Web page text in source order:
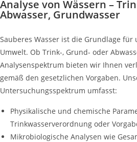
Analyse von Wässern –
Abwasser, Grundwasser
Sauberes Wasser ist die Grundlage
Umwelt. Ob Trink-, Grund- oder
Analysenspektrum bieten wir Ihnen
gemäß den gesetzlichen Vorgaben.
Untersuchungsspektrum umfasst:
Physikalische und chemische
Trinkwasserverordnung oder
Mikrobiologische Analysen wie